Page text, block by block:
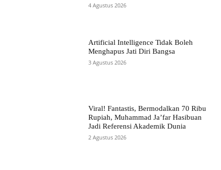
4 Agustus 2026
Artificial Intelligence Tidak Boleh
Menghapus Jati Diri Bangsa
3 Agustus 2026
Viral! Fantastis, Bermodalkan 70 Ribu
Rupiah, Muhammad Ja’far Hasibuan
Jadi Referensi Akademik Dunia
2 Agustus 2026